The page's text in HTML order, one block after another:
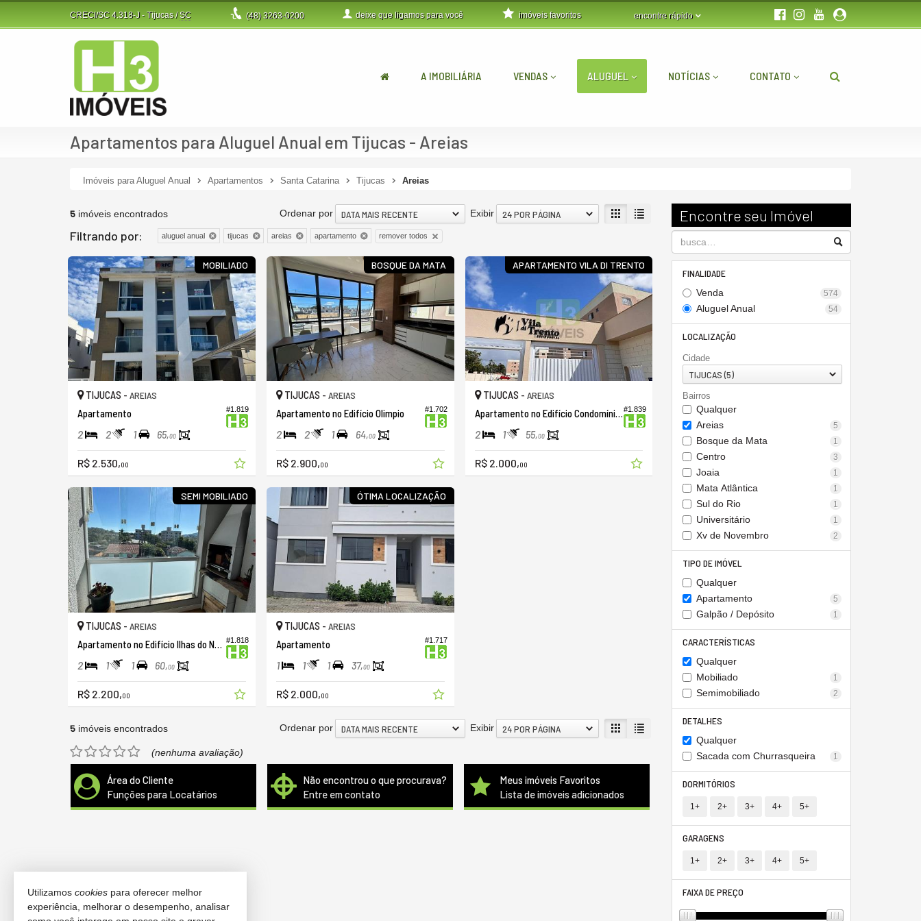
CRECI/SC 4.318-J - Tijucas /SC (48)3263-0200 deixe que ligamos para você encontre rápido
imóveis favoritos
A IMOBILIÁRIA VENDAS ALUGUEL NOTÍCIAS CONTATO
Apartamentos para Aluguel Anual em Tijucas - Areias
Imóveis para Aluguel Anual Apartamentos Santa Catarina Tijucas Areias
Encontre seu Imóvel
FINALIDADE
Venda 574
Aluguel Anual 54
LOCALIZAÇÃO
Cidade
TIJUCAS (5)
Bairros
Qualquer
Areias
5
Bosque da Mata 1
Centro 3
Joaia 1
Mata Atlântica 1
Sul do Rio 1
Universitário 1
Xv de Novembro 2
TIPO DE IMÓVEL
Qualquer
Apartamento
5
Galpão / Depósito 1
CARACTERÍSTICAS
Qualquer
Mobiliado
1
Semimobiliado 2
DETALHES
Qualquer
Sacada com Churrasqueira
1
DORMITÓRIOS
1+ 2+ 3+ 4+ 5+
GARAGENS
1+ 2+ 3+ 4+ 5+
FAIXA DE PREÇO
5 imóveis encontrados Exibir 24 POR PÁGINA
Ordenar por DATA MAIS RECENTE
Filtrando por: aluguel anual tijucas areias apartamento remover todos
MOBILIADO
#1.819
TIJUCAS - AREIAS
Apartamento
2 2 1 65,00
R$ 2.530,00
BOSQUE DA MATA
#1.702
TIJUCAS - AREIAS
Apartamento no Edifício Olimpio
2 2 1 64,00
R$ 2.900,00
APARTAMENTO VILA DI TRENTO
#1.839
TIJUCAS - AREIAS
Apartamento no Edifício Condomínio Vila Di Trento
2 1 55,00
R$ 2.000,00
SEMI MOBILIADO
#1.818
TIJUCAS - AREIAS
Apartamento no Edifício Ilhas do Norte
2 1 1 60,00
R$ 2.200,00
ÓTIMA LOCALIZAÇÃO
#1.717
TIJUCAS - AREIAS
Apartamento
1 1 1 37,00
R$ 2.000,00
5 imóveis encontrados Exibir 24 POR PÁGINA
Ordenar por DATA MAIS RECENTE
(nenhuma avaliação)
Área do Cliente
Funções para Locatários
Não encontrou o que procurava?
Entre em contato
Meus imóveis Favoritos
Lista de imóveis adicionados
Utilizamos cookies para oferecer melhor
experiência, melhorar o desempenho, analisar